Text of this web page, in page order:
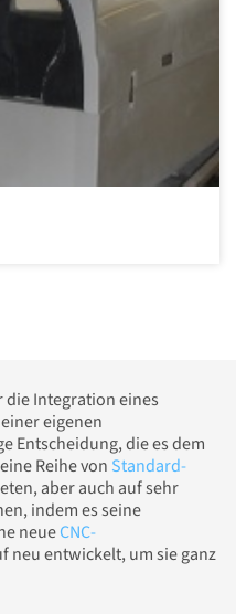
die Integration eines
eigenen
Entscheidung, die es dem
Reihe von Standard-
aber auch auf sehr
indem es seine
neueCNC-
neu entwickelt, um sie ganz